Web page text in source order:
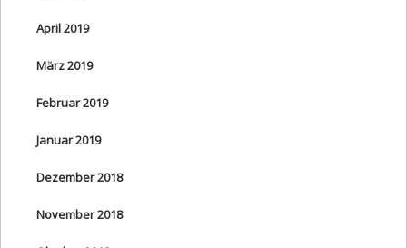
April 2019
März 2019
Februar 2019
Januar 2019
Dezember 2018
November 2018